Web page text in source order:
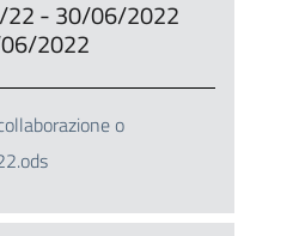
22 - 30/06/2022
2022
o